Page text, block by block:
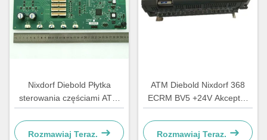
Nixdorf Diebold Płytka
sterowania częściami ATM
Płytka główna CCA
Discovery 49242480000B
Rozmawiaj Teraz.
ATM Diebold Nixdorf 368
ECRM BV5 +24V Akceptor
rachunku Validator części
49238415000A
Rozmawiaj Teraz.